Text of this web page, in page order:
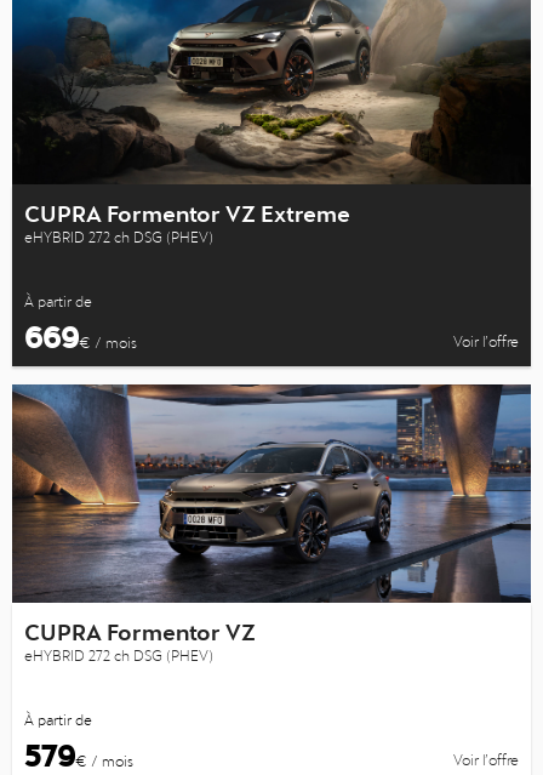
CUPRA Formentor VZ Extreme
eHYBRID 272 ch DSG (PHEV)
À partir de
669€ / mois Voir l’offre
CUPRA Formentor VZ
eHYBRID 272 ch DSG (PHEV)
À partir de
579€ / mois Voir l’offre